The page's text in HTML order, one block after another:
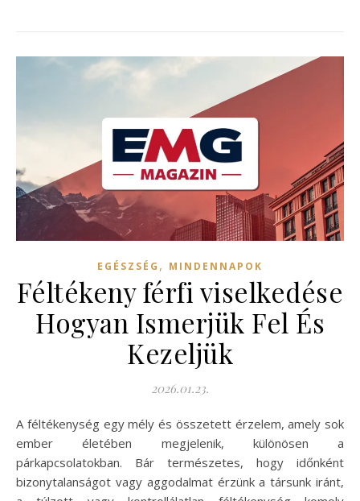
EGÉSZSÉG , MINDENNAPOK
Féltékeny férfi viselkedése
Hogyan Ismerjük Fel És
Kezeljük
2026.01.23.
A féltékenység egy mély és összetett érzelem, amely sok
ember életében megjelenik, különösen a
párkapcsolatokban. Bár természetes, hogy időnként
bizonytalanságot vagy aggodalmat érzünk a társunk iránt,